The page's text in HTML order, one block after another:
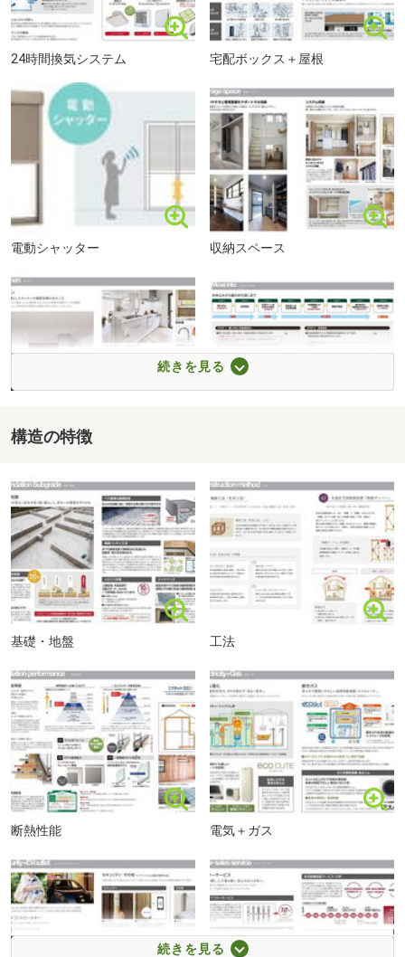
福岡市立「梅林」中学校まで1550m 徒歩約20分
かなやま幼稚園まで1100m 車で約2分
サニー七隈店まで620m 徒歩約8分
24時間換気システム 宅配ボックス＋屋根
電動シャッター 収納スペース
キッチン
続きを見る
構造の特徴
基礎・地盤 工法
断熱性能 電気＋ガス
続きを見る